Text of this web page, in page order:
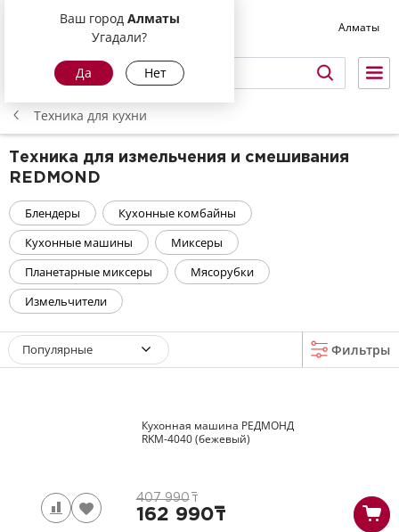
Ваш город Алматы
Угадали?
Да Нет
Алматы
Техника для кухни
Техника для измельчения и смешивания
REDMOND
Блендеры
Кухонные комбайны
Кухонные машины
Миксеры
Планетарные миксеры
Мясорубки
Измельчители
Популярные Фильтры
Кухонная машина РЕДМОНД
RKM-4040(бежевый)
407 990 т
162 990т